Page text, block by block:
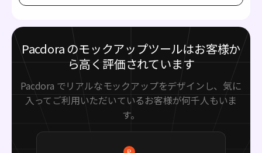
Pacdora のモックアップツールはお客様か
ら高く評価されています
Pacdora でリアルなモックアップをデザインし、気に
入ってご利用いただいているお客様が何千人もいま
す。